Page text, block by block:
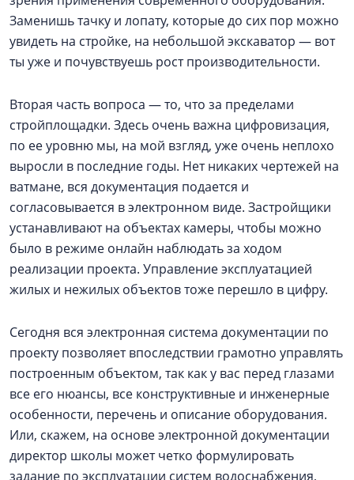
Заменишь тачку и лопату, которые до сих пор можно
увидеть на стройке, на небольшой экскаватор — вот
ты уже и почувствуешь рост производительности.
Вторая часть вопроса — то, что за пределами
стройплощадки. Здесь очень важна цифровизация,
по ее уровню мы, на мой взгляд, уже очень неплохо
выросли в последние годы. Нет никаких чертежей на
ватмане, вся документация подается и
согласовывается в электронном виде. Застройщики
устанавливают на объектах камеры, чтобы можно
было в режиме онлайн наблюдать за ходом
реализации проекта. Управление эксплуатацией
жилых и нежилых объектов тоже перешло в цифру.
Сегодня вся электронная система документации по
проекту позволяет впоследствии грамотно управлять
построенным объектом, так как у вас перед глазами
все его нюансы, все конструктивные и инженерные
особенности, перечень и описание оборудования.
Или, скажем, на основе электронной документации
директор школы может четко формулировать
задание по эксплуатации систем водоснабжения,